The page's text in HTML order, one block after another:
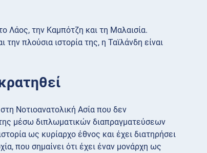
Λάος, την Καμπότζη και τη Μαλαισία.
πλούσια ιστορία της, η Ταϊλάνδη είναι
Νοτιοανατολική Ασία που δεν
μέσω διπλωματικών διαπραγματεύσεων
ως κυρίαρχο έθνος και έχει διατηρήσει
που σημαίνει ότι έχει έναν μονάρχη ως